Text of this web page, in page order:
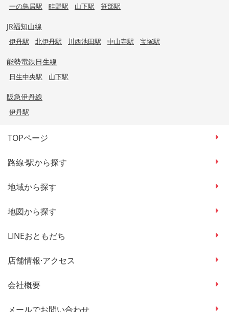
一の鳥居駅
畦野駅 山下駅 笹部駅
JR福知山線
伊丹駅 北伊丹駅 川西池田駅 中山寺駅 宝塚駅
能勢電鉄日生線
日生中央駅 山下駅
阪急伊丹線
伊丹駅
TOPページ
路線·駅から探す
地域から探す
地図から探す
LINEおともだち
店舗情報·アクセス
会社概要
メールでお問い合わせ